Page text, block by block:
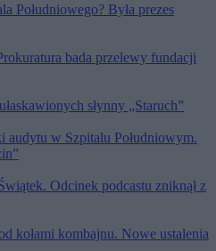
Południowego? Była prezes
bada przelewy fundacji
słynny „Staruch”
audytu w Szpitalu Południowym.
Odcinek podcastu zniknął z
kołami kombajnu. Nowe ustalenia